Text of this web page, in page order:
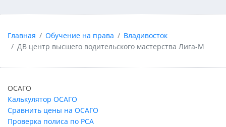
Главная Обучение на права
Владивосток
ДВ центр высшего водительского мастерства Лига-М
ОСАГО
Калькулятор ОСАГО
Сравнить цены на ОСАГО
Проверка полиса по РСА